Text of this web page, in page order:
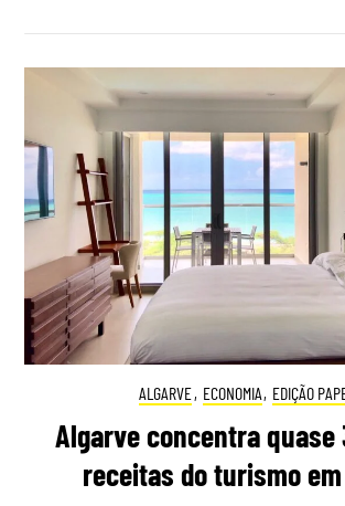
ALGARVE, ECONOMIA, EDIÇÃO
Algarve concentra quase
receitas do turismo